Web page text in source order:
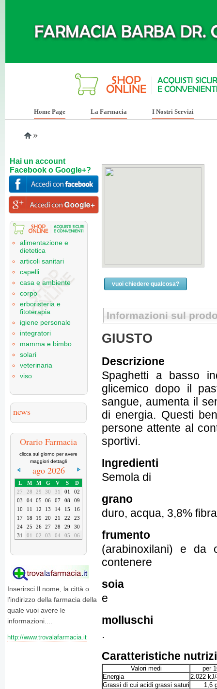
Hai un account
Facebook o Google+?
alimentazione e
dietetica
articoli sanitari
capelli
casa e ambiente
corpo
erboristeria e
fitoterapia
igiene personale
integratori
mamma e bimbo
solari
veterinaria
viso
news
Orario Farmacia
clicca sul giorno per avere
maggiori dettagli
ago 2026
L M M G V S
D
27
28 29 30 31 01
02
03
04 05 06 07 08
09
10
11 12 13 14 15
16
17
18 19 20 21 22
23
24
25 26 27 28 29
30
31
01 02 03 04 05 06
Inserirsci Il nome, la città o
l'indirizzo della farmacia della
quale vuoi avere le
informazioni....
http://www.trovalafarmacia.it
Home Page La Farmacia I Nostri Servizi
»
vuoi chiedere qualcosa?
Informazioni sul
GIUSTO
Descrizione
Spaghetti a basso
glicemico dopo il
sangue, aumenta il
di energia. Questi
persone attente al
sportivi.
Ingredienti
Semola di
grano
duro, acqua, 3,8%
frumento
(arabinoxilani) e da
contenere
soia
e
molluschi
.
Caratteristiche
Valori medi
per
Energia
2.022
Grassi di cui acidi grassi saturi
1,6